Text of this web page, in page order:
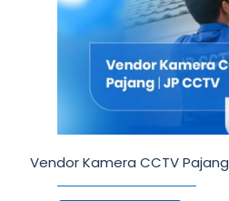
Vendor Kamera CCTV Pajang